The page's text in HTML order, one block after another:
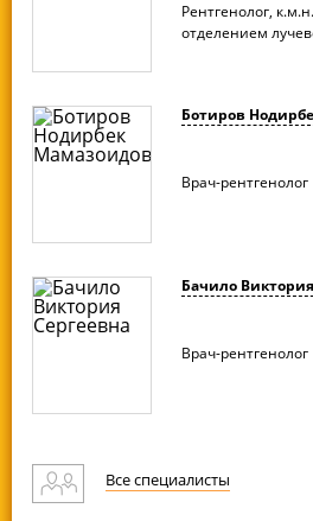
Рентгенолог,
отделением
Ботиров
Врач-рентгенолог
Бачило
Врач-рентгенолог
Все специалисты